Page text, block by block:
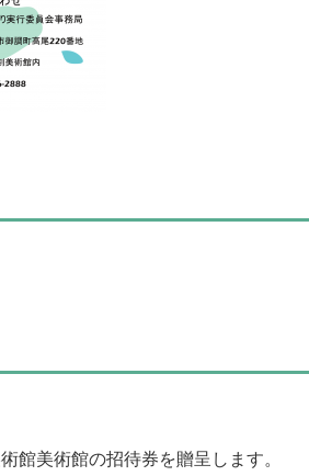
館美術館の招待券を贈呈します。